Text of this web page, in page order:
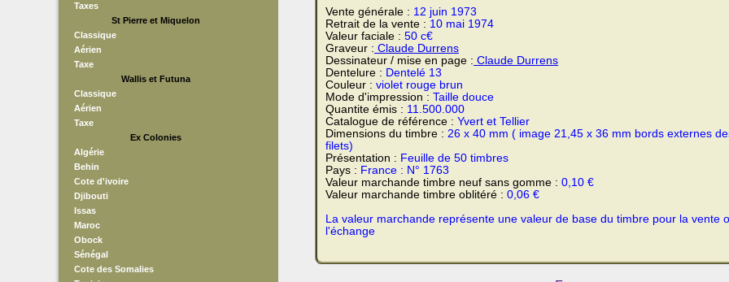
Taxes
St Pierre et Miquelon
Classique
Aérien
Taxe
Wallis et Futuna
Classique
Aérien
Taxe
Ex Colonies
Algérie
Behin
Cote d'ivoire
Djibouti
Issas
Maroc
Obock
Sénégal
Cote des Somalies
Vente générale : 12 juin 1973
Retrait de la vente : 10 mai 1974
Valeur faciale : 50 c€
Graveur : Claude Durrens
Dessinateur / mise en page : Claude Durrens
Dentelure : Dentelé 13
Couleur : violet rouge brun
Mode d'impression : Taille douce
Quantite émis : 11.500.000
Catalogue de référence : Yvert et Tellier
Dimensions du timbre : 26 x 40 mm ( image 21,45 x 36 mm bords externes
filets)
Présentation : Feuille de 50 timbres
Pays : France : N° 1763
Valeur marchande timbre neuf sans gomme : 0,10 €
Valeur marchande timbre oblitéré : 0,06 €
La valeur marchande représente une valeur de base du timbre pour la vente
l'échange